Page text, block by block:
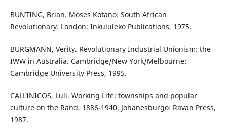
BUNTING, Brian. Moses Kotano: South African
Revolutionary. London: Inkululeko Publications, 1975.
BURGMANN, Verity. Revolutionary Industrial Unionism: the
IWW in Australia. Cambridge/New York/Melbourne:
Cambridge University Press, 1995.
CALLINICOS, Luli. Working Life: townships and popular
culture on the Rand, 1886-1940. Johanesburgo: Ravan Press,
1987.